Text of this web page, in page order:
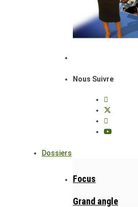
Nous Suivre
Dossiers
Focus
Grand angle